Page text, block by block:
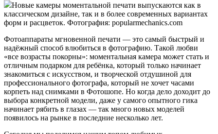
Новые камеры моментальной печати выпускаются как в
классическом дизайне, так и в более современных вариантах
форм и расцветок. Фотография: popularmechanics.com
Фотоаппараты мгновенной печати — это самый быстрый и
надёжный способ влюбиться в фотографию. Такой любви
«все возрасты покорны»: моментальная камера может стать и
отличным подарком для ребёнка, который только начинает
знакомиться с искусством, и творческой отдушиной для
профессионального фотографа, который не хочет часами
корпеть над снимками в Фотошопе. Но когда дело доходит до
выбора конкретной модели, даже у самого опытного гика
начинает рябить в глазах — так много новых моделей
появилось на рынке в последние несколько лет.